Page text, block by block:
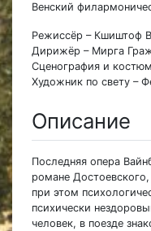
Венский
Режиссёр – Кшиштоф
Дирижёр – Мирга
Сценография и
Художник по свету –
Описание
Последняя опера
романе
при этом
психически
человек, в поезде